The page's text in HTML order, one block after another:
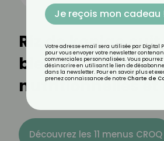
Riz de konjac cuit
bienfaits, valeurs
nutritionnelles et
Découvrez les 11 menus CROQ
Je reçois mon cadeau
Votre adresse email sera utilisée par Digital
pour vous envoyer votre newsletter
commerciales personnalisées. Vous pourrez
désinscrire en utilisant le lien de
dans la newsletter. Pour en savoir plus et
prenez connaissance de notre Charte de